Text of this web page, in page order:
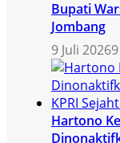
Bupati
Jombang
9 Juli 2026
Hartono